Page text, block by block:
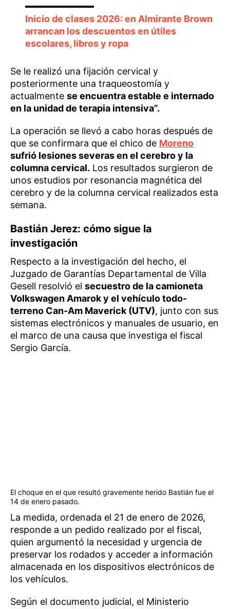
Inicio de clases 2026: en Almirante Brown
arrancan los descuentos en útiles
escolares, libros y ropa
Se le realizó una fijación cervical y
posteriormente una traqueostomía y
actualmente se encuentra estable e internado
en la unidad de terapia intensiva”.
La operación se llevó a cabo horas después de
que se confirmara que el chico de Moreno
sufrió lesiones severas en el cerebro y la
columna cervical. Los resultados surgieron de
unos estudios por resonancia magnética del
cerebro y de la columna cervical realizados esta
semana.
Bastián Jerez: cómo sigue la
investigación
Respecto a la investigación del hecho, el
Juzgado de Garantías Departamental de Villa
Gesell resolvió el secuestro de la camioneta
Volkswagen Amarok y el vehículo todo-
terreno Can-Am Maverick (UTV), junto con sus
sistemas electrónicos y manuales de usuario, en
el marco de una causa que investiga el fiscal
Sergio García.
El choque en el que resultó gravemente herido Bastián fue el
14 de enero pasado.
La medida, ordenada el 21 de enero de 2026,
responde a un pedido realizado por el fiscal,
quien argumentó la necesidad y urgencia de
preservar los rodados y acceder a información
almacenada en los dispositivos electrónicos de
los vehículos.
Según el documento judicial, el Ministerio